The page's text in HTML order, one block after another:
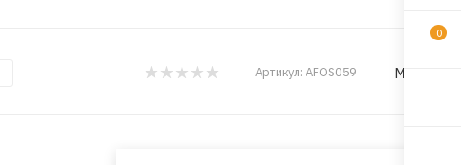
Артикул: AFOS059 MILES
0